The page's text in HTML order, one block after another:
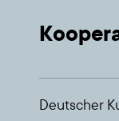
Deut­scher